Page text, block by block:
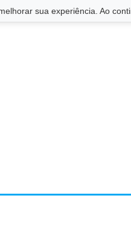
sua experiência. Ao